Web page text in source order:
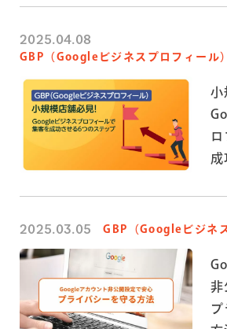
2025.04.08
GBP（Googleビジネスプロフィール
小
成
2025.03.05 GBP（Googleビジネ
非